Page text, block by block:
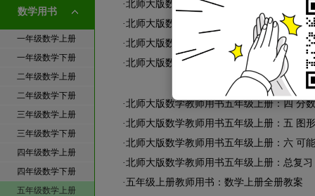
数学用书
一年级数学上册
一年级数学下册
二年级数学上册
二年级数学下册
三年级数学上册
三年级数学下册
四年级数学上册
四年级数学下册
五年级数学上册
·北师大版数学教师用书五年级上册：目录
·北师大版数学教师用书五年级上册：一 倍
·北师大版数学教师用书五年级上册：二 图
·北师大版数学教师用书五年级上册：三 分数
·北师大版数学教师用书五年级上册：四 分
·北师大版数学教师用书五年级上册：五 图
·北师大版数学教师用书五年级上册：六 可
·北师大版数学教师用书五年级上册：总复习
· 五年级上册教师用书：数学上册全册教案